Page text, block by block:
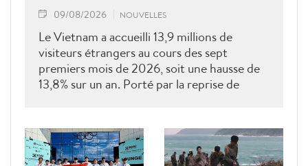
09/08/2026 NOUVELLES
Le Vietnam a accueilli 13,9 millions de
visiteurs étrangers au cours des sept
premiers mois de 2026, soit une hausse de
13,8% sur un an. Porté par la reprise de
millions d'arrivées.